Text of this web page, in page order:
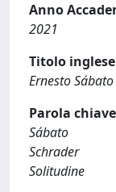
Anno
2021
Titolo inglese
Ernesto
Parola chiave
Sábato
Schrader
Solitudine